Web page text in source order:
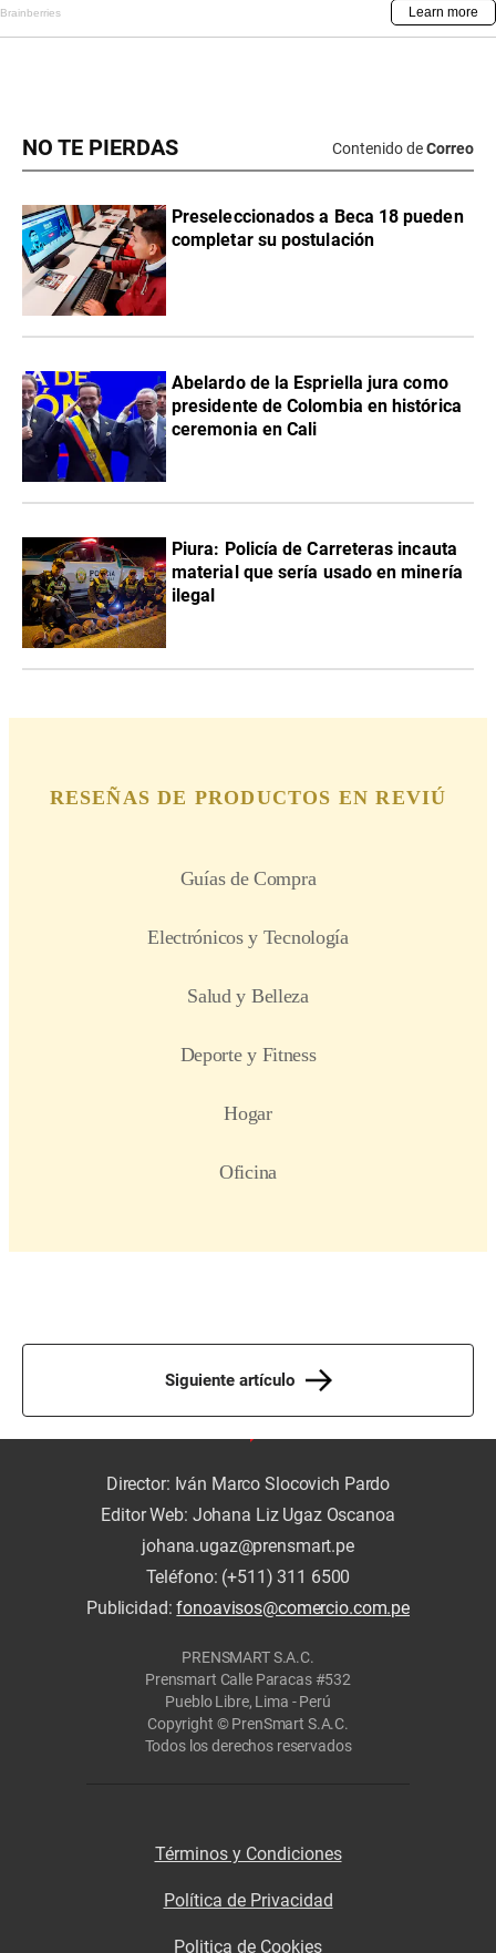
NO TE PIERDAS Contenido deCorreo
Preseleccionados a Beca 18 pueden
completar su postulación
Abelardo de la Espriella jura como
presidente de Colombia en histórica
ceremonia en Cali
Piura: Policía de Carreteras incauta
material que sería usado en minería
ilegal
Siguiente artículo
Director: Iván Marco Slocovich Pardo
Editor Web: Johana Liz Ugaz Oscanoa
johana.ugaz@prensmart.pe
Teléfono: (+511) 311 6500
Publicidad:fonoavisos@comercio.com.pe
PRENSMART S.A.C.
Prensmart Calle Paracas #532
Pueblo Libre, Lima - Perú
Copyright © PrenSmart S.A.C.
Todos los derechos reservados
Términos y Condiciones
Política de Privacidad
Politica de Cookies